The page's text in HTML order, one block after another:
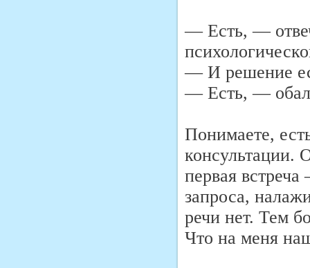
— Есть, —
— И решение
— Есть, —
Понимаете,
консультации.
первая
запроса,
речи нет. Тем
Что на меня